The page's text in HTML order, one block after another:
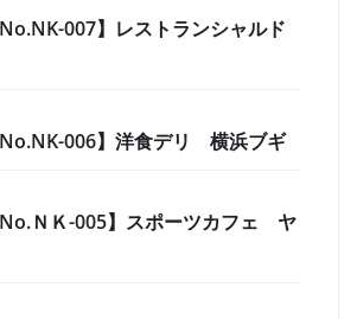
No.NK-007】レストランシャルド
No.NK-006】洋食デリ 横浜ブギ
No.ＮＫ-005】スポーツカフェ ヤ